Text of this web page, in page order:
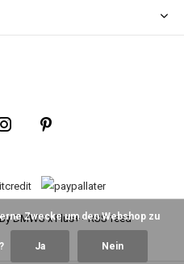
DMWSxPlus+-RSS feed
Zwecke um den Webshop zu
Ja Nein